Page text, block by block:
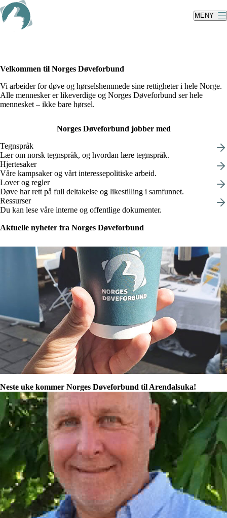
Skip
to
main
content
MENY
Velkommen til Norges Døveforbund
Vi arbeider for døve og hørselshemmede sine rettigheter i hele Norge.
Alle mennesker er likeverdige og Norges Døveforbund ser hele
mennesket – ikke bare hørsel.
Norges Døveforbund jobber med
Tegnspråk
Lær om norsk tegnspråk, og hvordan lære tegnspråk.
Hjertesaker
Våre kampsaker og vårt interessepolitiske arbeid.
Lover og regler
Døve har rett på full deltakelse og likestilling i samfunnet.
Ressurser
Du kan lese våre interne og offentlige dokumenter.
Aktuelle nyheter fra Norges Døveforbund
Neste uke kommer Norges Døveforbund til Arendalsuka!